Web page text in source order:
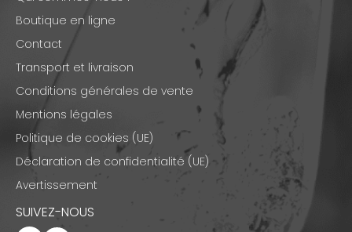
Boutique en ligne
Contact
Transport et livraison
Conditions générales de vente
Mentions légales
Politique de cookies (UE)
Déclaration de confidentialité (UE)
Avertissement
SUIVEZ-NOUS